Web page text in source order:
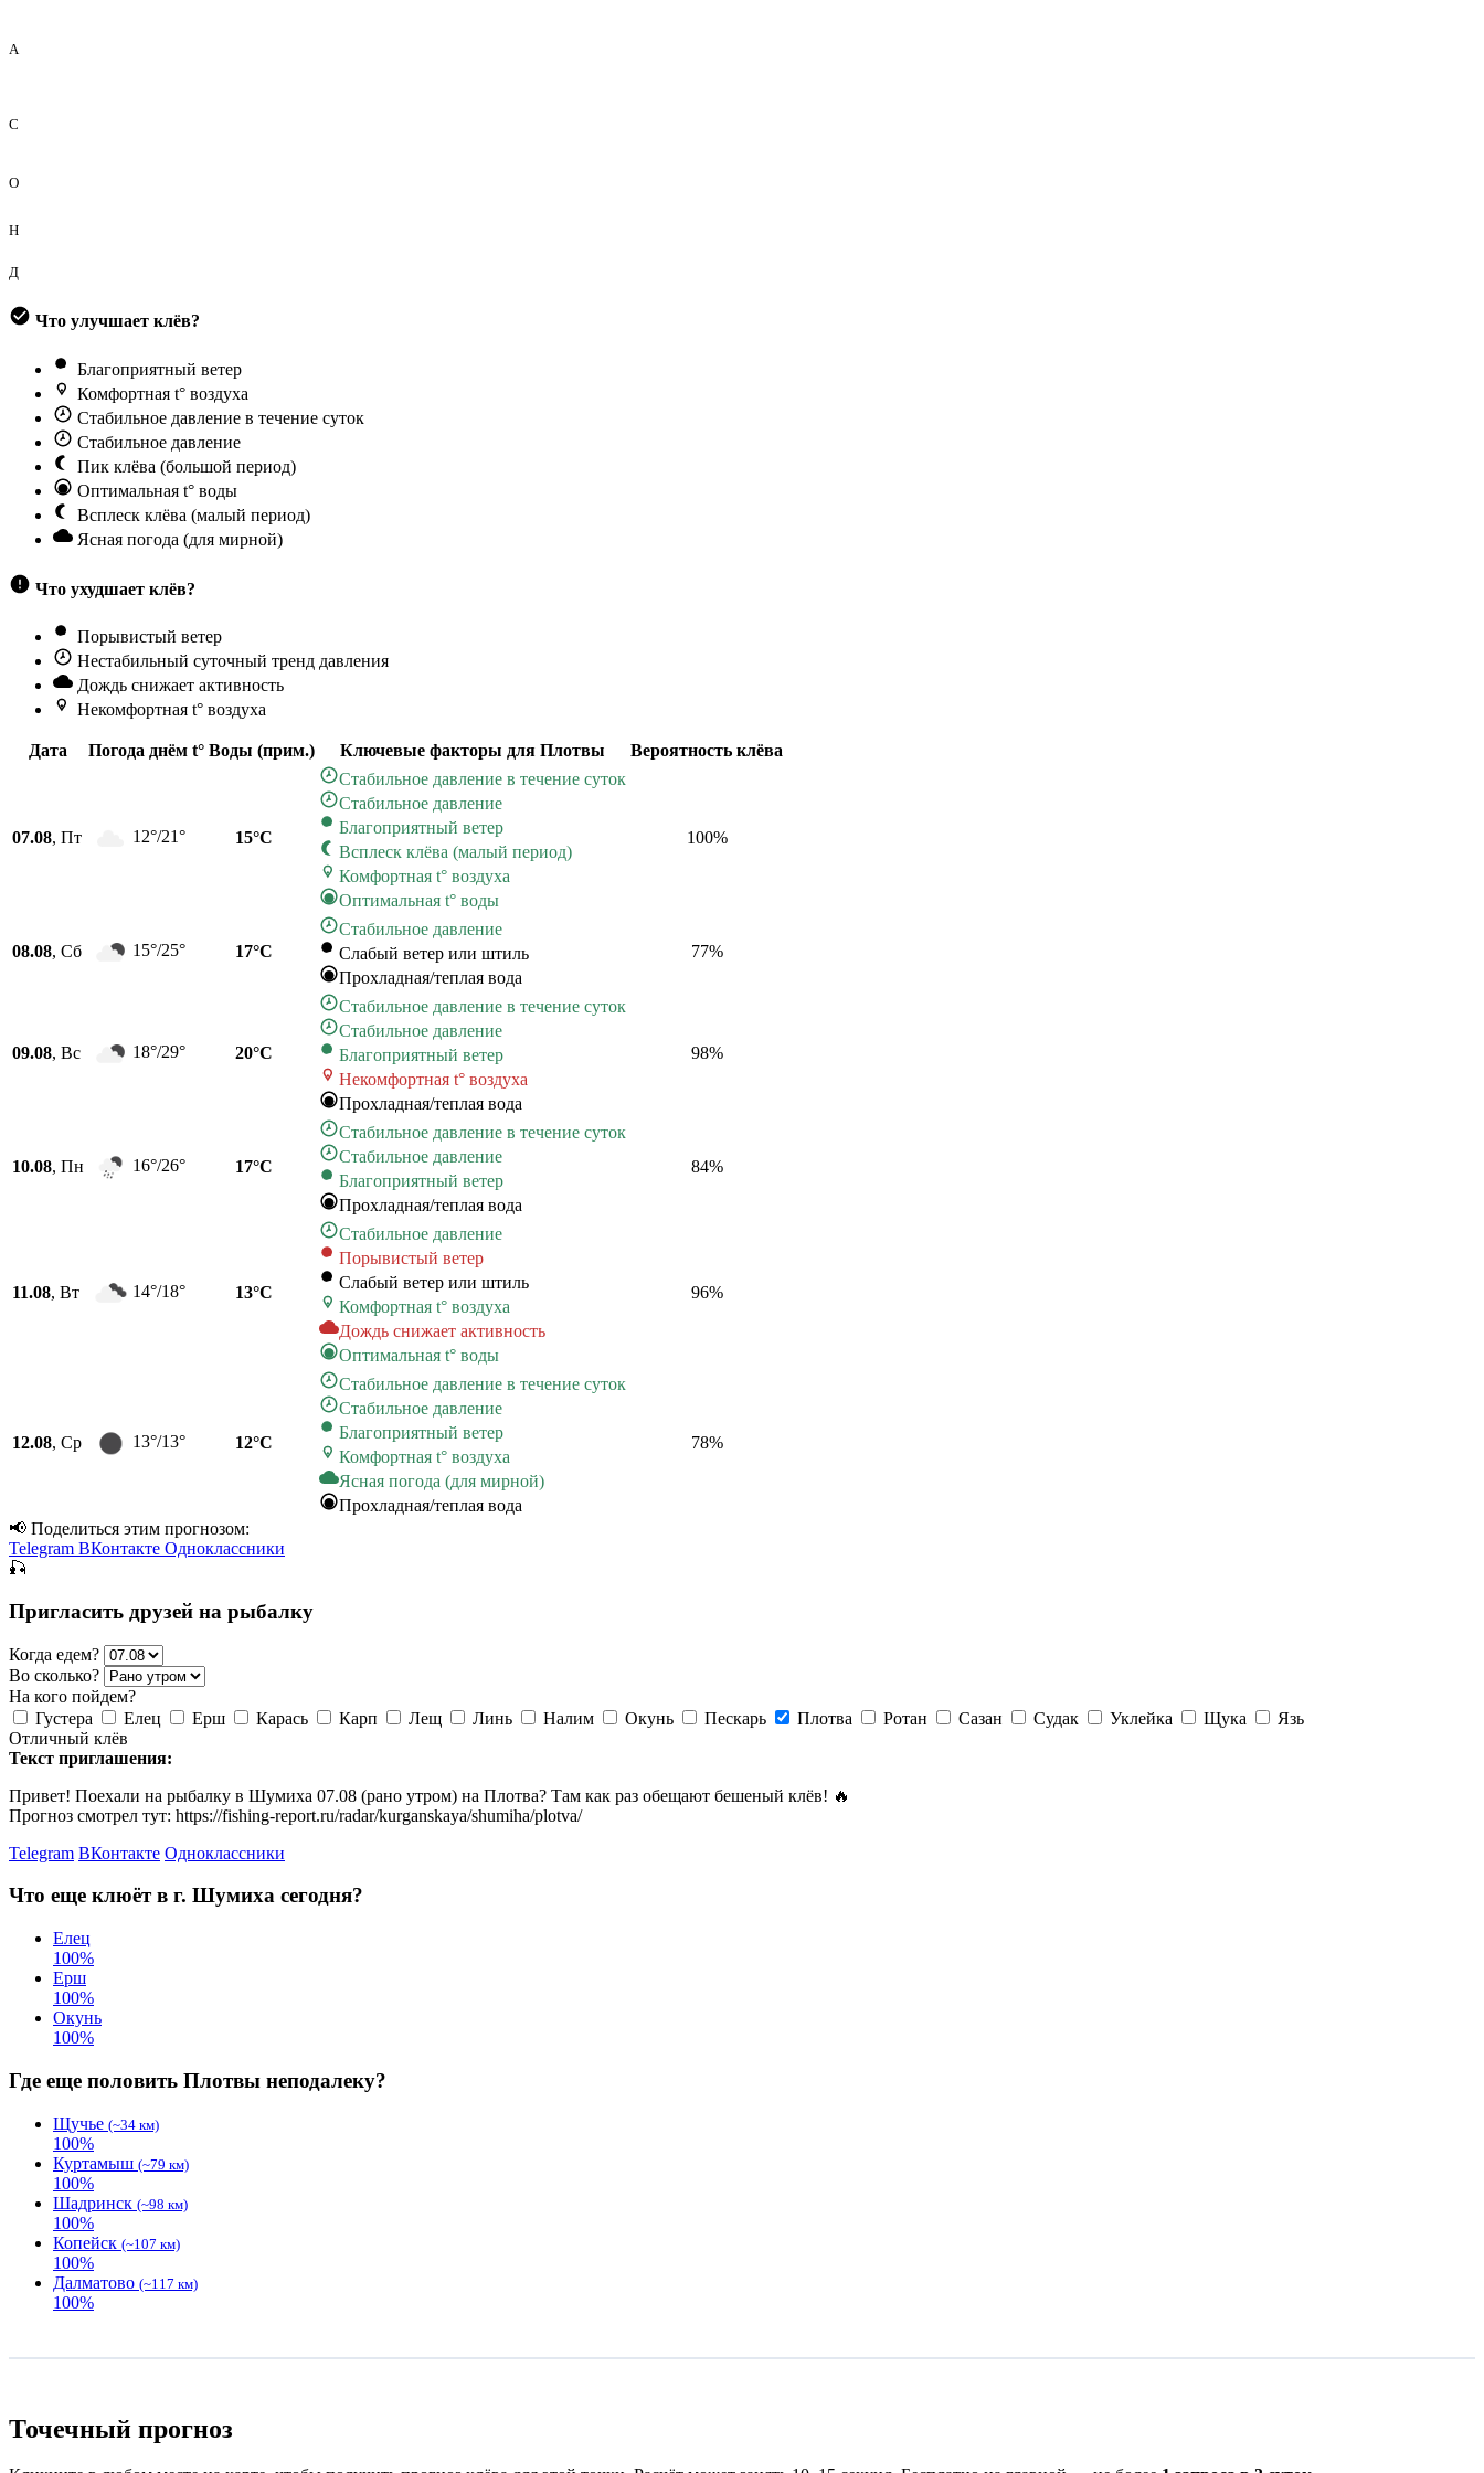
А
С
О
Н
Д
Что улучшает клёв?
Благоприятный ветер
Комфортная t° воздуха
Стабильное давление в течение суток
Стабильное давление
Пик клёва (большой период)
Оптимальная t° воды
Всплеск клёва (малый период)
Ясная погода (для мирной)
Что ухудшает клёв?
Порывистый ветер
Нестабильный суточный тренд давления
Дождь снижает активность
Некомфортная t° воздуха
Дата Погода днём t° Воды (прим.) Ключевые факторы для Плотвы Вероятность клёва
07.08, Пт 12°/21° 15°C
Стабильное давление в течение суток
Стабильное давление
Благоприятный ветер
Всплеск клёва (малый период)
Комфортная t° воздуха
Оптимальная t° воды
100%
08.08, Сб 15°/25° 17°C
Стабильное давление
Слабый ветер или штиль
Прохладная/теплая вода
77%
09.08, Вс 18°/29° 20°C
Стабильное давление в течение суток
Стабильное давление
Благоприятный ветер
Некомфортная t° воздуха
Прохладная/теплая вода
98%
10.08, Пн 16°/26° 17°C
Стабильное давление в течение суток
Стабильное давление
Благоприятный ветер
Прохладная/теплая вода
84%
11.08, Вт 14°/18° 13°C
Стабильное давление
Порывистый ветер
Слабый ветер или штиль
Комфортная t° воздуха
Дождь снижает активность
Оптимальная t° воды
96%
12.08, Ср 13°/13° 12°C
Стабильное давление в течение суток
Стабильное давление
Благоприятный ветер
Комфортная t° воздуха
Ясная погода (для мирной)
Прохладная/теплая вода
78%
📢 Поделиться этим прогнозом:
Telegram ВКонтакте Одноклассники
🎣
Пригласить друзей на рыбалку
Когда едем?
Во сколько?
На кого пойдем?
Густера
Елец Ерш Карась Карп Лещ Линь Налим Окунь Пескарь Плотва Ротан Сазан Судак Уклейка Щука
Язь
Отличный клёв
Текст приглашения:
Привет! Поехали на рыбалку в Шумиха 07.08 (рано утром) на Плотва? Там как раз обещают бешеный клёв! 🔥
Прогноз смотрел тут: https://fishing-report.ru/radar/kurganskaya/shumiha/plotva/
Telegram ВКонтакте Одноклассники
Что еще клюёт в г. Шумиха сегодня?
Елец
100%
Ерш
100%
Окунь
100%
Где еще половить Плотвы неподалеку?
Щучье (~34 км)
100%
Куртамыш (~79 км)
100%
Шадринск (~98 км)
100%
Копейск (~107 км)
100%
Далматово (~117 км)
100%
Точечный прогноз